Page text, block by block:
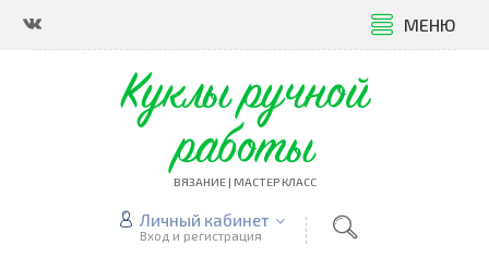
МЕНЮ
Куклы ручной
работы
ВЯЗАНИЕ | МАСТЕР КЛАСС
Личный кабинет
Вход и регистрация